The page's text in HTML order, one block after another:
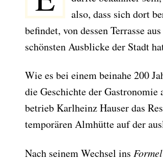
also, dass sich dort
befindet, von dessen Terrasse
schönsten Ausblicke der Stadt
Wie es bei einem beinahe 200
die Geschichte der
betrieb Karlheinz Hauser das
temporären Almhütte auf der
Nach seinem Wechsel ins